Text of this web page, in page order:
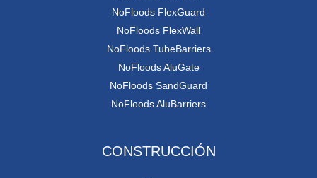
NoFloods FlexGuard
NoFloods FlexWall
NoFloods TubeBarriers
NoFloods AluGate
NoFloods SandGuard
NoFloods AluBarriers
CONSTRUCCIÓN